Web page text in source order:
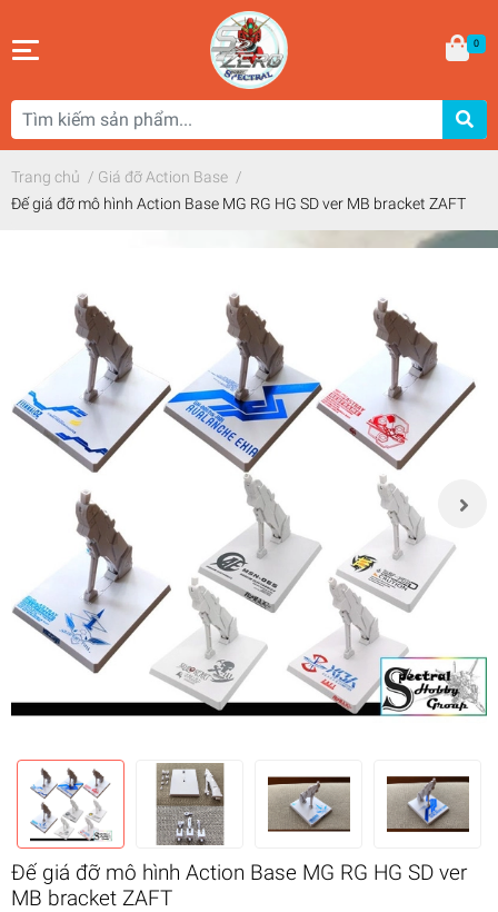
0
Trang chủ / Giá đỡ Action Base /
Đế giá đỡ mô hình Action Base MG RG HG SD ver MB bracket ZAFT
Đế giá đỡ mô hình Action Base MG RG HG SD ver
MB bracket ZAFT